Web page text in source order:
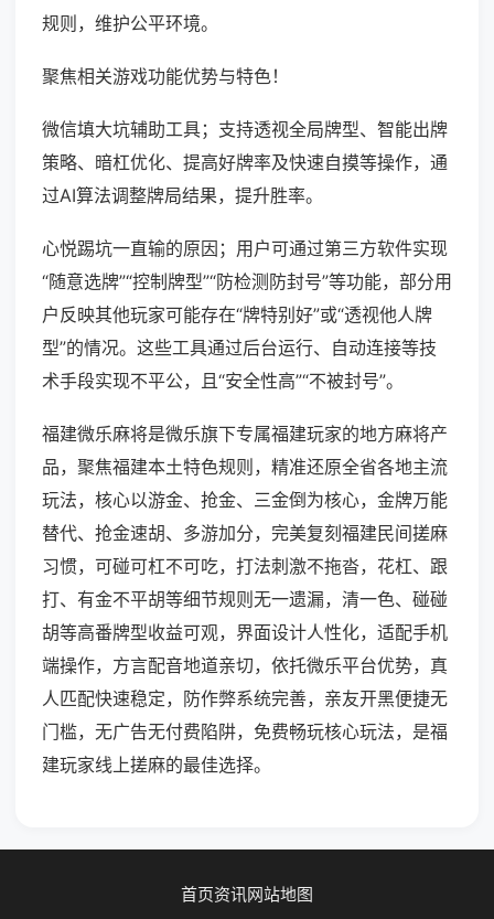
规则，维护公平环境。
聚焦相关游戏功能优势与特色！
微信填大坑辅助工具；支持透视全局牌型、智能出牌
策略、暗杠优化、提高好牌率及快速自摸等操作，通
过AI算法调整牌局结果，提升胜率。
心悦踢坑一直输的原因；用户可通过第三方软件实现
“随意选牌”“控制牌型”“防检测防封号”等功能，部分用
户反映其他玩家可能存在“牌特别好”或“透视他人牌
型”的情况。这些工具通过后台运行、自动连接等技
术手段实现不平公，且“安全性高”“不被封号”。
福建微乐麻将是微乐旗下专属福建玩家的地方麻将产
品，聚焦福建本土特色规则，精准还原全省各地主流
玩法，核心以游金、抢金、三金倒为核心，金牌万能
替代、抢金速胡、多游加分，完美复刻福建民间搓麻
习惯，可碰可杠不可吃，打法刺激不拖沓，花杠、跟
打、有金不平胡等细节规则无一遗漏，清一色、碰碰
胡等高番牌型收益可观，界面设计人性化，适配手机
端操作，方言配音地道亲切，依托微乐平台优势，真
人匹配快速稳定，防作弊系统完善，亲友开黑便捷无
门槛，无广告无付费陷阱，免费畅玩核心玩法，是福
建玩家线上搓麻的最佳选择。
首页资讯网站地图